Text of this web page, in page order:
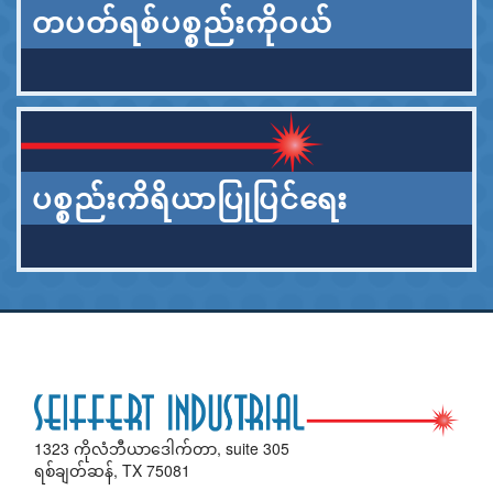
တပတ်ရစ်ပစ္စည်းကိုဝယ်
ပစ္စည်းကိရိယာပြုပြင်ရေး
1323 ကိုလံဘီယာဒေါက်တာ, suite 305
ရစ်ချတ်ဆန်, TX 75081